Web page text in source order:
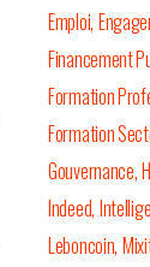
Emploi
Financement
Formation
Formation
Gouvernance
Indeed
Leboncoin